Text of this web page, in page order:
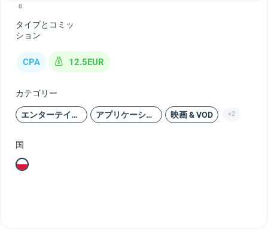
0
タイプとコミッ
ション
CPA 12.5EUR
カテゴリー
エンターテインメント アプリケーション 映画 & VOD +2
国